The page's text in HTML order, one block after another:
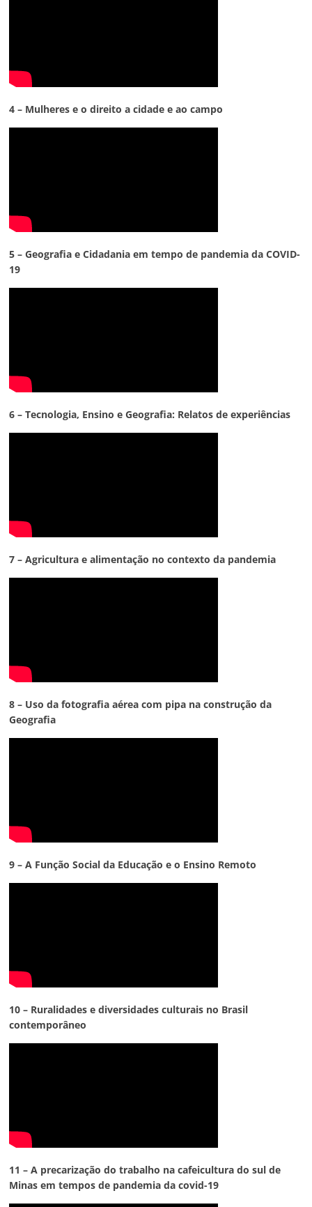
4 – Mulheres e o direito a cidade e ao campo
5 – Geografia e Cidadania em tempo de pandemia da COVID-
19
6 – Tecnologia, Ensino e Geografia: Relatos de experiências
7 – Agricultura e alimentação no contexto da pandemia
8 – Uso da fotografia aérea com pipa na construção da
Geografia
9 – A Função Social da Educação e o Ensino Remoto
10 – Ruralidades e diversidades culturais no Brasil
contemporâneo
11 – A precarização do trabalho na cafeicultura do sul de
Minas em tempos de pandemia da covid-19